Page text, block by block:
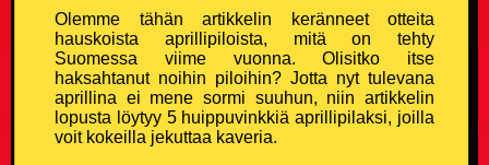
Laihialaisvitsit
Lääkärivitsit
Olemme tähän artikkelin keränneet otteita
hauskoista aprillipiloista, mitä on tehty
Suomessa viime vuonna. Olisitko itse
haksahtanut noihin piloihin? Jotta nyt tulevana
aprillina ei mene sormi suuhun, niin artikkelin
lopusta löytyy 5 huippuvinkkiä aprillipilaksi, joilla
voit kokeilla jekuttaa kaveria.